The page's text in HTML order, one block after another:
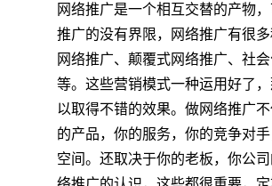
网络推广是一个相互交替的产物
推广的没有界限，网络推广有很
网络推广、颠覆式网络推广、社
等。这些营销模式一种运用好了
以取得不错的效果。做网络推广
的产品，你的服务，你的竞争对
空间。还取决于你的老板，你公